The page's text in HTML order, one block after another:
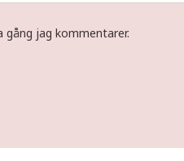
jag kommentarer.